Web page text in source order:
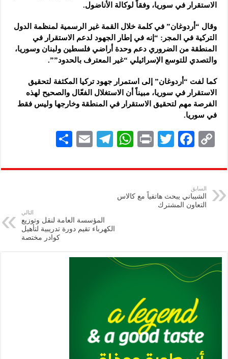
الاستقرار في سوريا، وفقاً لوكالة الأناضول.
وقال “أردوغان” في كلمة خلال القمة غير الرسمية لمنظمة الدول
التركية في المجر: “إنه في إطار الجهود لدعم الاستقرار في
المنطقة من الضروري دعم وحدة أراضي فلسطين ولبنان وسوريا،
والتصدي للتوسع الإسرائيلي “غير المعترف بالحدود””.
كما لفت “أردوغان” إلى استمرار جهود تركيا المكثفة لتحقيق
الاستقرار في سوريا، مبيناً أن الاستغلال الفعّال والصحيح لهذه
الفرصة مهم لتحقيق الاستقرار في المنطقة وخارجها وليس فقط
في سوريا.
C
p
y
Li
F
eb
k
T
tt
er
P
nt
W
at
p
Te
gr
E
ai
ar
السابق
الشيباني يبحث هاتفياً مع كالاس
التعاون المشترك
التالي
المؤسسة العامة لنقل وتوزيع
الكهرباء تقيم دورة تدريبية لتأهيل
كوادر مختصة